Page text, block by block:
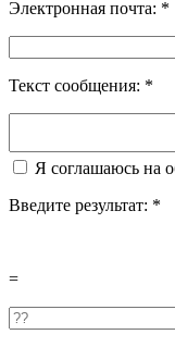
Электронная почта: *
Текст сообщения: *
Я соглашаюсь на
Введите результат: *
=